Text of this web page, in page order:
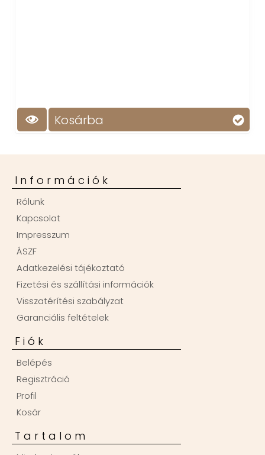
Kosárba
Információk
Rólunk
Kapcsolat
Impresszum
ÁSZF
Adatkezelési tájékoztató
Fizetési és szállítási információk
Visszatérítési szabályzat
Garanciális feltételek
Fiók
Belépés
Regisztráció
Profil
Kosár
Tartalom